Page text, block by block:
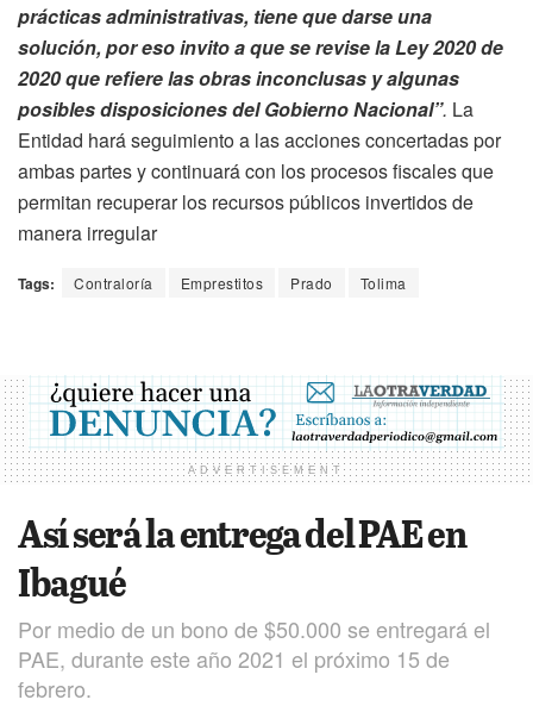
prácticas administrativas, tiene que darse una
solución, por eso invito a que se revise la Ley 2020 de
2020 que refiere las obras inconclusas y algunas
posibles disposiciones del Gobierno Nacional”. La
Entidad hará seguimiento a las acciones concertadas por
ambas partes y continuará con los procesos fiscales que
permitan recuperar los recursos públicos invertidos de
manera irregular
Tags: Contraloría Emprestitos Prado Tolima
ADVERTISEMENT
Así será la entrega del PAE en
Ibagué
Por medio de un bono de $50.000 se entregará el
PAE, durante este año 2021 el próximo 15 de
febrero.